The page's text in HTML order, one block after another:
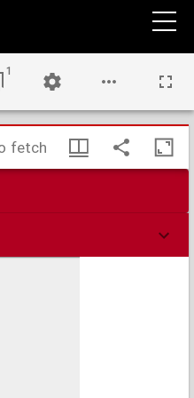
bals in het zesde deel van de volkoomen
1
fetch